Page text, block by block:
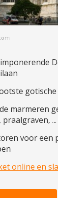
marmeren
...
voor een
online en